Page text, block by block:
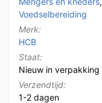
Voedselbereiding
Merk:
HCB
Staat:
Nieuw in verpakking
Verzendtijd:
1-2 dagen